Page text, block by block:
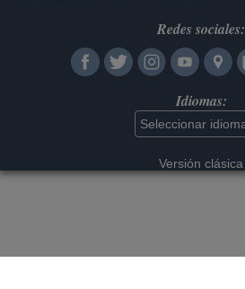
Redes sociales:
Idiomas:
Versión clásica